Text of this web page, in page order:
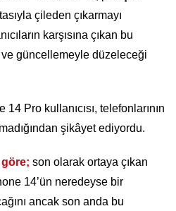
çileden çıkarmayı
karşısına çıkan bu
ve güncellemeyle düzeleceği
Pro kullanıcısı, telefonlarının
şikâyet ediyordu.
son olarak ortaya çıkan
14’ün neredeyse bir
ancak son anda bu